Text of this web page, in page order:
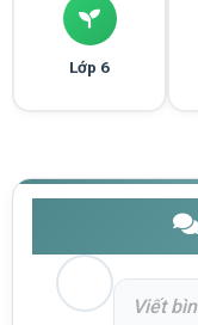
Lớp 6